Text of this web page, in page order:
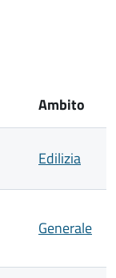
Ambito
Edilizia
Generale